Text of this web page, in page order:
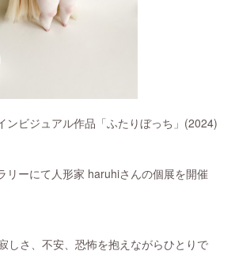
ンビジュアル作品「ふたりぼっち」(2024)
リーにて人形家 haruhiさんの個展を開催
しさ、不安、恐怖を抱えながらひとりで